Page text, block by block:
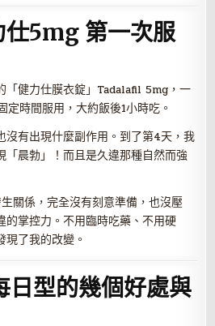
仕5mg 第一次服
「健力仕膜衣錠」Tadalafil 5mg，一
時間服用，大約飯後1小時吃。
沒有出現什麼副作用。到了第4天，我
「晨勃」！而且是久違那種自然而強
關係，完全沒有刻意準備，也沒壓
的掌控力。不用臨時吃藥、不用硬
了我的改變。
型的幾個好處與